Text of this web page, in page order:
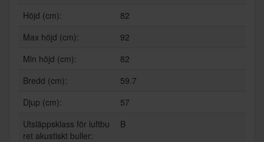
Höjd (cm):
82
Max höjd (cm):
92
Min höjd (cm):
82
Bredd (cm):
59.7
Djup (cm):
57
Utsläppsklass för luftbu
ret akustiskt buller:
B